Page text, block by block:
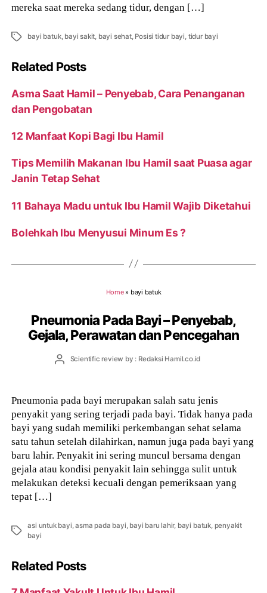
mereka saat mereka sedang tidur, dengan […]
Tags bayi batuk, bayi sakit, bayi sehat, Posisi tidur bayi, tidur bayi
Related Posts
Asma Saat Hamil – Penyebab, Cara Penanganan
dan Pengobatan
12 Manfaat Kopi Bagi Ibu Hamil
Tips Memilih Makanan Ibu Hamil saat Puasa agar
Janin Tetap Sehat
11 Bahaya Madu untuk Ibu Hamil Wajib Diketahui
Bolehkah Ibu Menyusui Minum Es ?
Home» bayi batuk
Pneumonia Pada Bayi – Penyebab,
Gejala, Perawatan dan Pencegahan
PostScientific review by : Redaksi Hamil.co.id
Pneumonia pada bayi merupakan salah satu jenis
penyakit yang sering terjadi pada bayi. Tidak hanya pada
bayi yang sudah memiliki perkembangan sehat selama
satu tahun setelah dilahirkan, namun juga pada bayi yang
baru lahir. Penyakit ini sering muncul bersama dengan
gejala atau kondisi penyakit lain sehingga sulit untuk
melakukan deteksi kecuali dengan pemeriksaan yang
tepat […]
Tags
asi untuk bayi ,asma pada bayi bayi baru lahir, bayi batuk, penyakit
bayi
Related Posts